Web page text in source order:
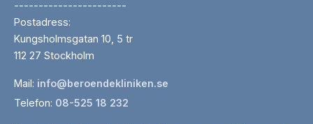
-----------------------
Postadress:
Kungsholmsgatan 10, 5 tr
112 27 Stockholm
Mail: info@beroendekliniken.se
Telefon: 08-525 18 232